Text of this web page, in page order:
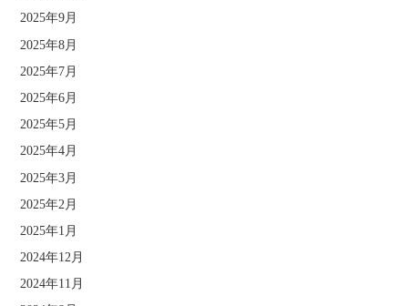
2025年9月
2025年8月
2025年7月
2025年6月
2025年5月
2025年4月
2025年3月
2025年2月
2025年1月
2024年12月
2024年11月